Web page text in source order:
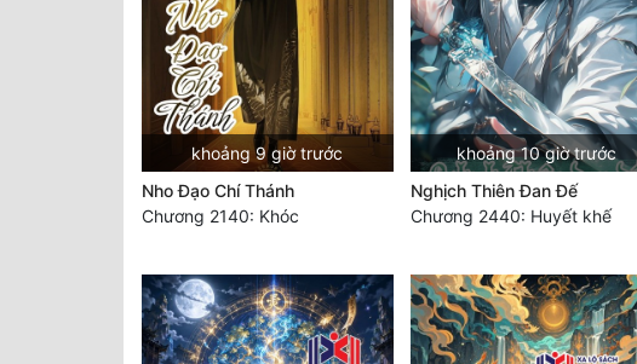
khoảng 9 giờ trước
Nho Đạo Chí Thánh
Chương 2140: Khóc
khoảng 10 giờ trước
Nghịch Thiên Đan Đế
Chương 2440: Huyết khế